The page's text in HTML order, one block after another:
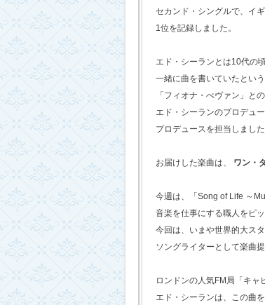
セカンド・シングルで、イ
1位を記録しました。
エド・シーランとは10代の
一緒に曲を書いていたとい
「フィオナ・べヴァン」との
エド・シーランのプロデュ
プロデュースを担当しました
お届けした楽曲は、 ワン・
今週は、「Song of Life ～
音楽を仕事にする職人をピ
今回は、いまや世界的大ス
ソングライターとして楽曲
ロンドンの人気FM局「キャ
エド・シーランは、この曲